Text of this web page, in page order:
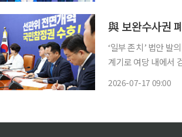
與 보완수사권
‘일부 존치’ 법안 발의
계기로 여당 내에서
2026-07-17 09:00